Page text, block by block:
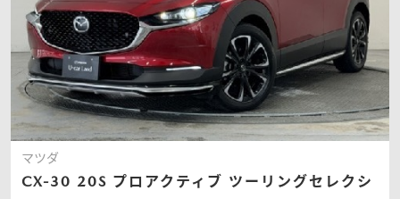
マツダ
CX-30 20S プロアクティブ ツーリングセレクシ